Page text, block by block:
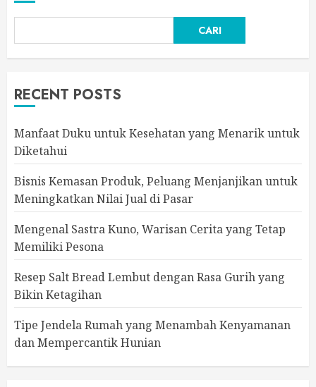
CARI
RECENT POSTS
Manfaat Duku untuk Kesehatan yang Menarik untuk
Diketahui
Bisnis Kemasan Produk, Peluang Menjanjikan untuk
Meningkatkan Nilai Jual di Pasar
Mengenal Sastra Kuno, Warisan Cerita yang Tetap
Memiliki Pesona
Resep Salt Bread Lembut dengan Rasa Gurih yang
Bikin Ketagihan
Tipe Jendela Rumah yang Menambah Kenyamanan
dan Mempercantik Hunian